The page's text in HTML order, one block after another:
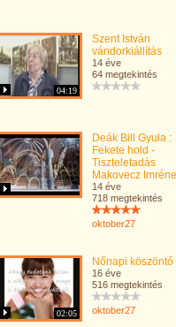
04:19
Szent István
vándorkiállítás
14 éve
64 megtekintés
Deák Bill Gyula :
Fekete hold -
Tiszteletadás
Makovecz
14 éve
718 megtekintés
oktober27
02:05
Nőnapi köszöntő
16 éve
516 megtekintés
oktober27